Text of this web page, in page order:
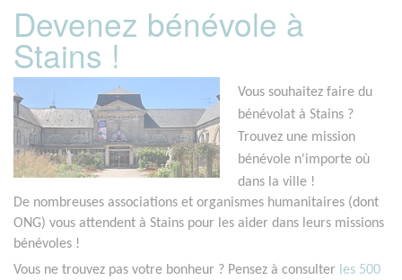
Devenez bénévole à
Stains !
Vous souhaitez faire du
bénévolat à Stains ?
Trouvez une mission
bénévole n'importe où
dans la ville !
De nombreuses associations et organismes humanitaires (dont
ONG) vous attendent à Stains pour les aider dans leurs missions
bénévoles !
Vous ne trouvez pas votre bonheur ? Pensez à consulter les 500